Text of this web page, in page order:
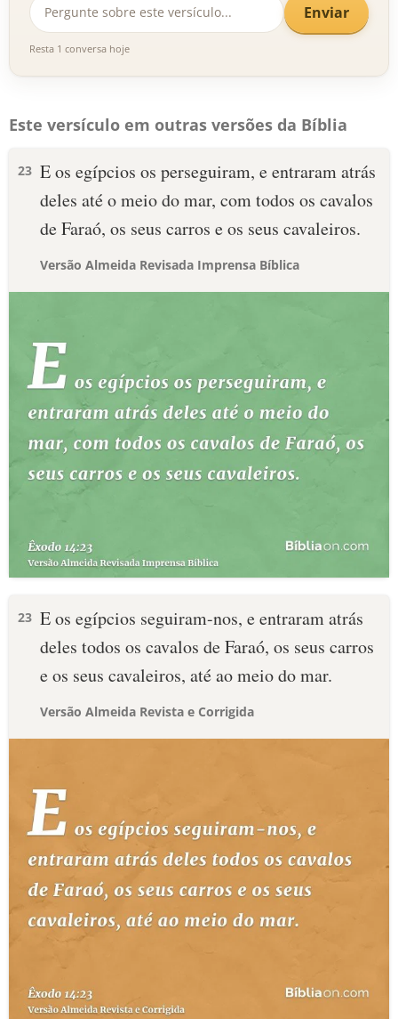
Enviar
Resta 1 conversa hoje
Este versículo em outras versões da Bíblia
23 E os egípcios os perseguiram, e entraram atrás
deles até o meio do mar, com todos os cavalos
de Faraó, os seus carros e os seus cavaleiros.
Versão Almeida Revisada Imprensa Bíblica
23 E os egípcios seguiram-nos, e entraram atrás
deles todos os cavalos de Faraó, os seus carros
e os seus cavaleiros, até ao meio do mar.
Versão Almeida Revista e Corrigida